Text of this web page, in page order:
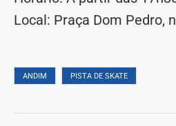
Local: Praça Dom Pedro,
ANDIM PISTA DE SKATE